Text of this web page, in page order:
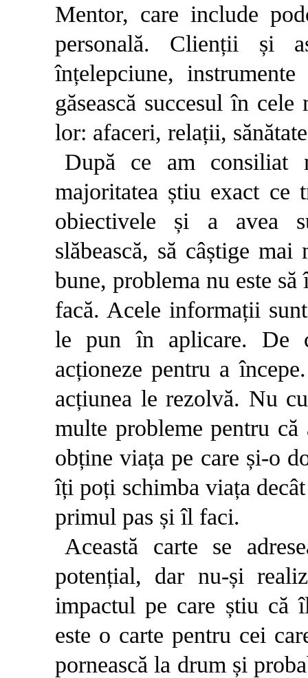
Mentor, care include
personală. Clienții și
înțelepciune,
găsească succesul în
lor: afaceri, relații,
După ce am consiliat
majoritatea știu exact ce
obiectivele și a avea
slăbească, să câștige
bune, problema nu este să
facă. Acele informații
le pun în aplicare. De
acționeze pentru a
acțiunea le rezolvă. Nu
multe probleme pentru
obține viața pe care și-o
îți poți schimba viața
primul pas și îl faci.
Această carte se
potențial, dar nu-și
impactul pe care știu că
este o carte pentru cei
pornească la drum și